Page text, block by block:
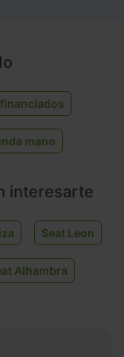
mano
interesarte
Seat Leon
Alhambra